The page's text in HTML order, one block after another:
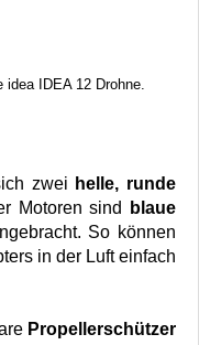
idea IDEA 12 Drohne.
zwei helle, runde
Motoren sind
blaue
So können
in der Luft einfach
Propellerschützer